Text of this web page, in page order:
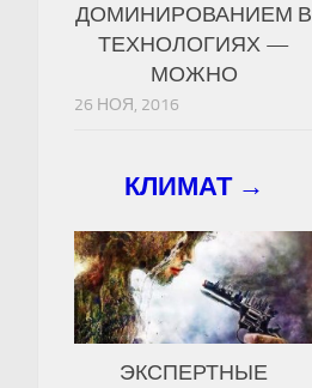
ДОМИНИРОВАНИЕМ В
ТЕХНОЛОГИЯХ —
МОЖНО
26 НОЯ, 2016
КЛИМАТ →
ЭКСПЕРТНЫЕ